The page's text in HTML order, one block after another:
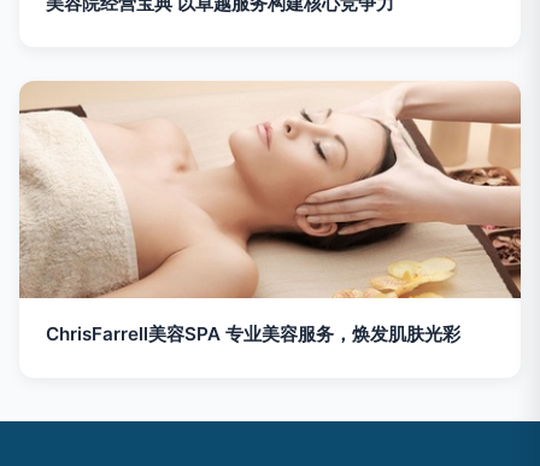
ChrisFarrell美容SPA 专业美容服务，焕发肌肤光彩